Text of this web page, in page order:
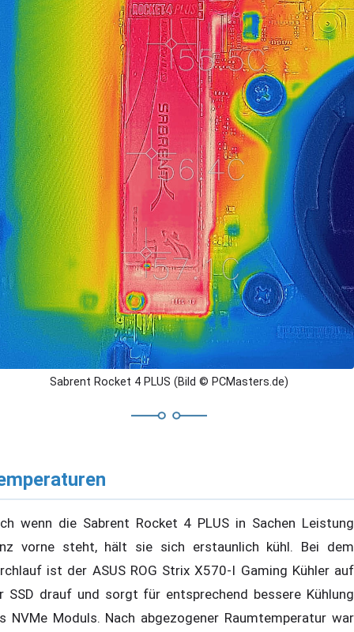
Sabrent Rocket 4 PLUS (Bild © PCMasters.de)
wenn die Sabrent Rocket 4 PLUS in Sachen Leistung
vorne steht, hält sie sich erstaunlich kühl. Bei dem
ist der ASUS ROG Strix X570-I Gaming Kühler auf
SSD drauf und sorgt für entsprechend bessere Kühlung
NVMe Moduls. Nach abgezogener Raumtemperatur war